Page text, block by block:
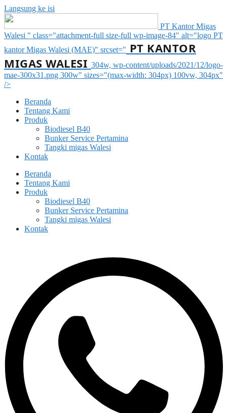
Langsung ke isi
PT Kantor Migas
Walesi " class="attachment-full size-full wp-image-84" alt="logo PT
kantor Migas Walesi (MAE)" srcset=" PT KANTOR
MIGAS WALESI 304w, wp-content/uploads/2021/12/logo-
mae-300x31.png 300w" sizes="(max-width: 304px) 100vw, 304px"
/>
Beranda
Tentang Kami
Produk
Biodiesel B40
Bunker Service Pertamina
Tangki migas Walesi
Kontak
Beranda
Tentang Kami
Produk
Biodiesel B40
Bunker Service Pertamina
Tangki migas Walesi
Kontak